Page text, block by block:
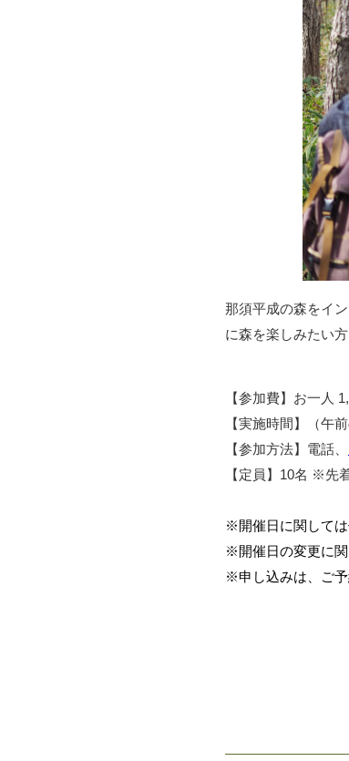
那須平成の森をイ
に森を楽しみたい
【参加費】お一人
【実施時間】（午
【参加方法】電話、
【定員】10名 ※先
※開催日に関しては
※開催日の変更に関
※申し込みは、ご予